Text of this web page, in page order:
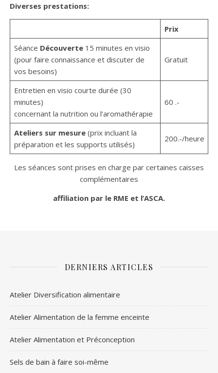
Diverses prestations:
Prix
Séance Découverte15 minutes en visio
(pour faire connaissance et discuter de
vos besoins)
Gratuit
Entretien en visio courte durée (30
minutes)
concernant la nutrition ou l’aromathérapie
60 .-
Ateliers sur mesure(prix incluant la
préparation et les supports utilisés)
200.-/heure
Les séances sont prises en charge par certaines caisses
complémentaires
affiliation par le RME et l’ASCA.
DERNIERS ARTICLES
Atelier Diversification alimentaire
Atelier Alimentation de la femme enceinte
Atelier Alimentation et Préconception
Sels de bain à faire soi-même